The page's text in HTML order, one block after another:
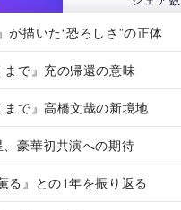
が描いた“恐ろしさ”の正体
まで』充の帰還の意味
まで』高橋文哉の新境地
豪華初共演への期待
る』との1年を振り返る